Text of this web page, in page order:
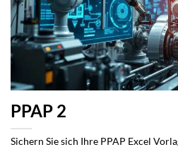
PPAP 2
Sichern Sie sich Ihre PPAP Excel